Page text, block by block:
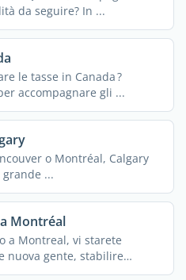
da seguire? In ...
le tasse in Canada ?
accompagnare gli ...
o Montréal, Calgary
...
Montréal
a Montreal, vi starete
nuova gente, stabilire